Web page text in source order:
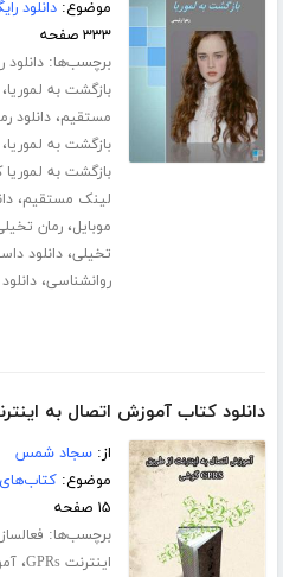
موضوع:دانلود
۳۳۳ صفحه
برچسب‌ها:دانلود
بازگشت به لموریا
مستقیم،دانلود
بازگشت به لموریا
بازگشت به لموریا
لینک مستقیم،
موبایل،رمان
تخیلی،دانلود
روانشناسی،
دانلود کتاب آموزش اتصال به
از:سجاد شمس
موضوع:
۱۵ صفحه
برچسب‌ها:
اینترنت GPRs
،